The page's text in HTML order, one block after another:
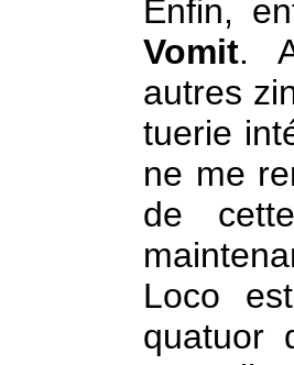
Enfin,
Vomit.
autres
tuerie
ne me
de
Loco
quatuor